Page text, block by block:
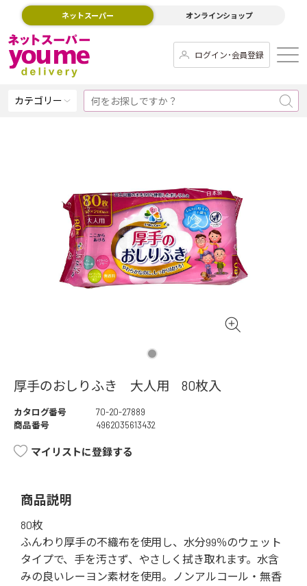
ネットスーパー オンラインショップ
ログイン･会員登録
カテゴリー
厚手のおしりふき 大人用 80枚入
カタログ番号
70-20-27889
商品番号
4962035613432
マイリストに登録する
商品説明
80枚
ふんわり厚手の不織布を使用し、水分99％のウェット
タイプで、手を汚さず、やさしく拭き取れます。水含
みの良いレーヨン素材を使用。ノンアルコール・無香